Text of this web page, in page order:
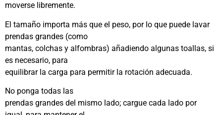
moverse libremente.
El tamaño importa más que el peso, por lo que puede lavar
prendas grandes (como
mantas, colchas y alfombras) añadiendo algunas toallas, si
es necesario, para
equilibrar la carga para permitir la rotación adecuada.
No ponga todas las
prendas grandes del mismo lado; cargue cada lado por